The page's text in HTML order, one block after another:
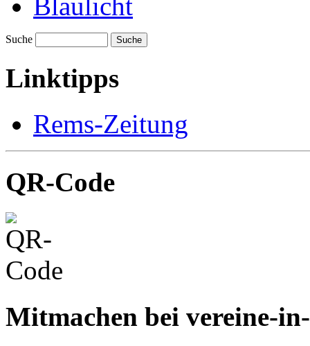
Blaulicht
Suche Suche
Linktipps
Rems-Zeitung
QR-Code
Mitmachen bei vereine-